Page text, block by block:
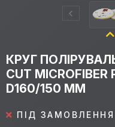
КРУГ
CUT MICROFIBER
D160/150 ММ
ПІД ЗАМОВЛЕННЯ